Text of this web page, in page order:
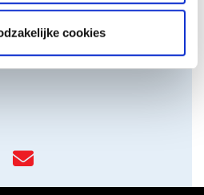
cookies